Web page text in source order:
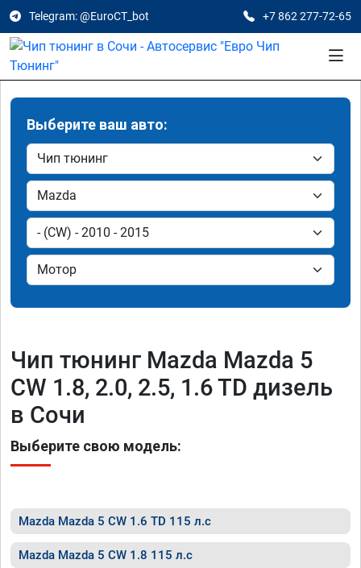
Telegram: @EuroCT_bot +7 862 277-72-65
Выберите ваш авто:
Чип тюнинг Mazda Mazda 5
CW 1.8, 2.0, 2.5, 1.6 TD дизель
в Сочи
Выберите свою модель:
Mazda Mazda 5 CW 1.6 TD 115 л.с
Mazda Mazda 5 CW 1.8 115 л.с